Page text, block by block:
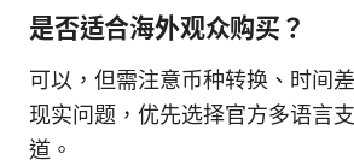
是否适合海外观众购买？
可以，但需注意币种转换、时间
现实问题，优先选择官方多语言
道。